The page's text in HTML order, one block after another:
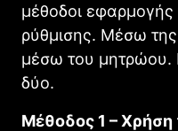
μέθοδοι εφαρμογής
ρύθμισης. Μέσω της
μέσω του μητρώου.
δύο.
Μέθοδος 1 – Χρήση